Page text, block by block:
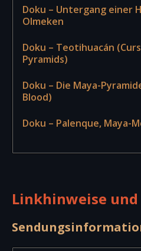
Doku – Untergang einer
Olmeken
Doku – Teotihuacán
Pyramids)
Doku – Die Maya-
Blood)
Doku – Palenque, Maya-
Linkhinweise und